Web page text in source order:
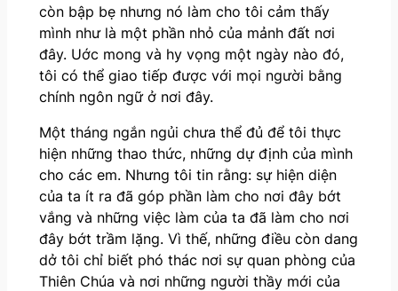
còn bập bẹ nhưng nó làm cho tôi cảm thấy
mình như là một phần nhỏ của mảnh đất nơi
đây. Uớc mong và hy vọng một ngày nào đó,
tôi có thể giao tiếp được với mọi người bằng
chính ngôn ngữ ở nơi đây.
Một tháng ngắn ngủi chưa thể đủ để tôi thực
hiện những thao thức, những dự định của mình
cho các em. Nhưng tôi tin rằng: sự hiện diện
của ta ít ra đã góp phần làm cho nơi đây bớt
vắng và những việc làm của ta đã làm cho nơi
đây bớt trầm lặng. Vì thế, những điều còn dang
dở tôi chỉ biết phó thác nơi sự quan phòng của
Thiên Chúa và nơi những người thầy mới của